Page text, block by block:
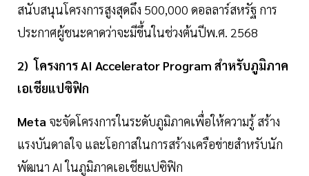
สนับสนุนโครงการสูงสุดถึง 500,000 ดอลลาร์สหรัฐ การ
ประกาศผู้ชนะคาดว่าจะมีขึ้นในช่วงต้นปีพ.ศ. 2568
2) โครงการ AI Accelerator Program สำหรับภูมิภาค
เอเชียแปซิฟิก
Meta จะจัดโครงการในระดับภูมิภาคเพื่อให้ความรู้ สร้าง
แรงบันดาลใจ และโอกาสในการสร้างเครือข่ายสำหรับนัก
พัฒนา AI ในภูมิภาคเอเชียแปซิฟิก